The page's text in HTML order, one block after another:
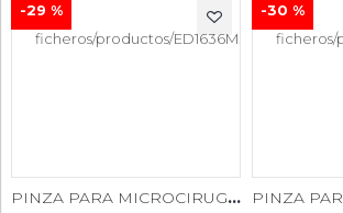
PINZA PARA MICROCIRUGÍA RECTA 15CM
-29 % -30 %